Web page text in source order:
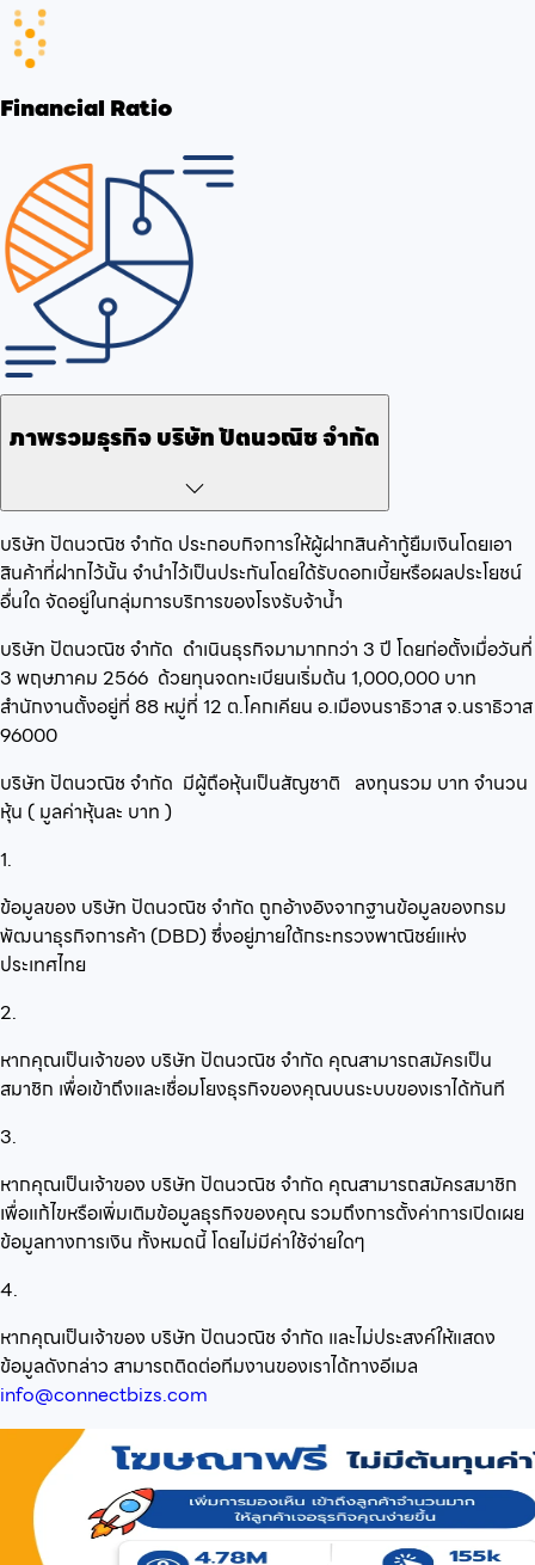
Financial Ratio
ภาพรวมธุรกิจบริษัท ปัตนวณิช จำกัด
บริษัท ปัตนวณิช จำกัด ประกอบกิจการให้ผู้ฝากสินค้ากู้ยืมเงินโดยเอา
สินค้าที่ฝากไว้นั้น จำนำไว้เป็นประกันโดยใด้รับดอกเบี้ยหรือผลประโยชน์
อื่นใด จัดอยู่ในกลุ่มการบริการของโรงรับจ้าน้ำ
บริษัท ปัตนวณิช จำกัด ดำเนินธุรกิจมามากกว่า 3 ปี โดยก่อตั้งเมื่อวันที่
3 พฤษภาคม 2566 ด้วยทุนจดทะเบียนเริ่มต้น 1,000,000 บาท
สำนักงานตั้งอยู่ที่ 88 หมู่ที่ 12 ต.โคกเคียน อ.เมืองนราธิวาส จ.นราธิวาส
96000
บริษัท ปัตนวณิช จำกัด มีผู้ถือหุ้นเป็นสัญชาติ ลงทุนรวม บาท จำนวน
หุ้น ( มูลค่าหุ้นละ บาท )
1.
ข้อมูลของ บริษัท ปัตนวณิช จำกัด ถูกอ้างอิงจากฐานข้อมูลของกรม
พัฒนาธุรกิจการค้า (DBD) ซึ่งอยู่ภายใต้กระทรวงพาณิชย์แห่ง
ประเทศไทย
2.
หากคุณเป็นเจ้าของ บริษัท ปัตนวณิช จำกัด คุณสามารถสมัครเป็น
สมาชิก เพื่อเข้าถึงและเชื่อมโยงธุรกิจของคุณบนระบบของเราได้ทันที
3.
หากคุณเป็นเจ้าของ บริษัท ปัตนวณิช จำกัด คุณสามารถสมัครสมาชิก
เพื่อแก้ไขหรือเพิ่มเติมข้อมูลธุรกิจของคุณ รวมถึงการตั้งค่าการเปิดเผย
ข้อมูลทางการเงิน ทั้งหมดนี้ โดยไม่มีค่าใช้จ่ายใดๆ
4.
หากคุณเป็นเจ้าของ บริษัท ปัตนวณิช จำกัด และไม่ประสงค์ให้แสดง
ข้อมูลดังกล่าว สามารถติดต่อทีมงานของเราได้ทางอีเมล
info@connectbizs.com